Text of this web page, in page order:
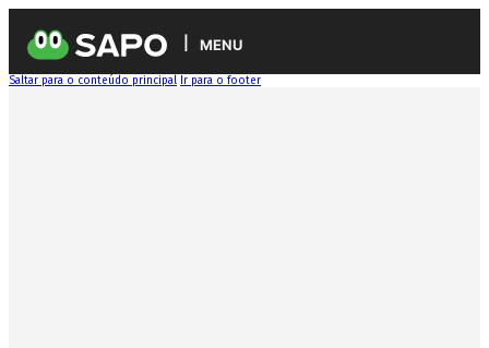
MENU
Saltar para o conteúdo principal Ir para o footer